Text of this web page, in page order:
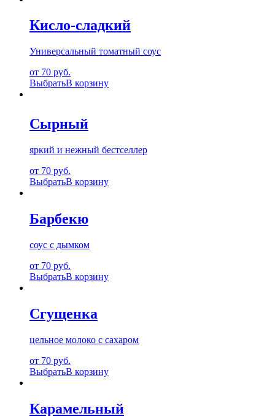
Кисло-сладкий
Универсальный томатный соус
от 70 руб.
ВыбратьВ корзину
Сырный
яркий и нежный бестселлер
от 70 руб.
ВыбратьВ корзину
Барбекю
соус с дымком
от 70 руб.
ВыбратьВ корзину
Сгущенка
цельное молоко с сахаром
от 70 руб.
ВыбратьВ корзину
Карамельный